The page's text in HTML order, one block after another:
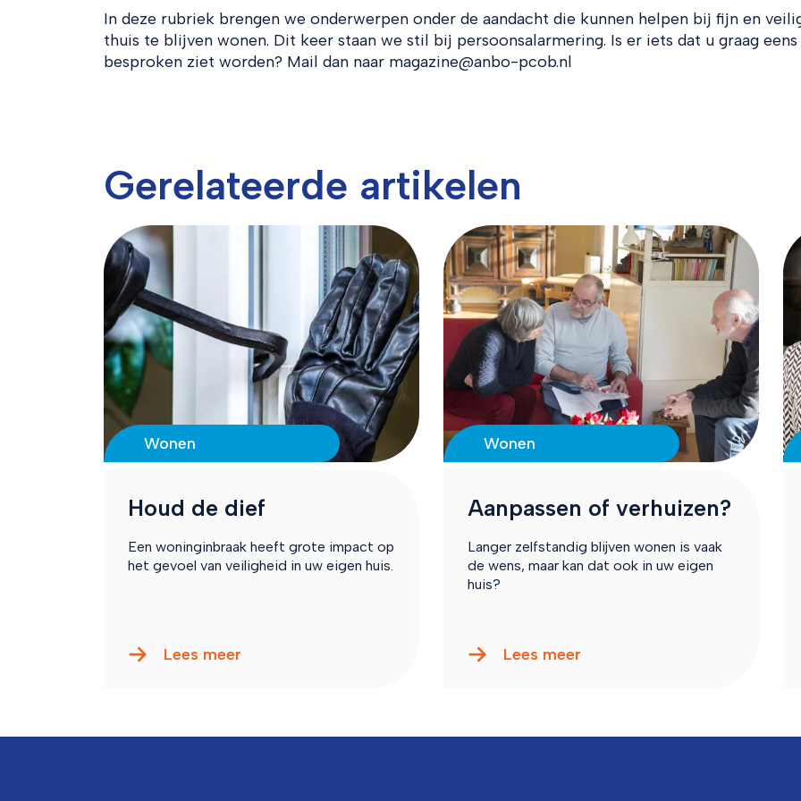
In deze rubriek brengen we onderwerpen onder de aandacht die kunnen helpen bij fijn en
thuis te blijven wonen. Dit keer staan we stil bij persoonsalarmering. Is er iets dat u graag eens
besproken ziet worden? Mail dan naar magazine@anbo-pcob.nl
Gerelateerde artikelen
Wonen
Houd de dief
Een woninginbraak heeft grote impact op
het gevoel van veiligheid in uw eigen huis.
Lees meer
Wonen
Aanpassen of verhuizen?
Langer zelfstandig blijven wonen is vaak
de wens, maar kan dat ook in uw eigen
huis?
Lees meer